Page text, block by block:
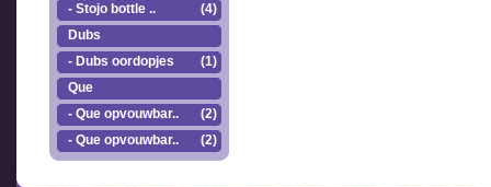
- Stojo bottle ..
(4)
Dubs
- Dubs oordopjes
(1)
Que
- Que opvouwbar..
(2)
- Que opvouwbar..
(2)